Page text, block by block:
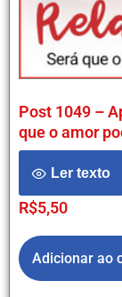
Post 1049 –
que o amor
Ler texto
R$5,50
Adicionar ao